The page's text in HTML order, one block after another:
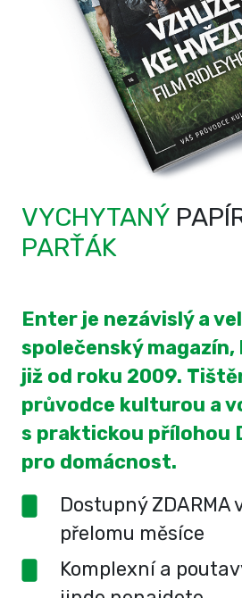
VYCHYTANÝ
PARŤÁK
Enter je nezávislý a
společenský
již od roku 2009.
průvodce kulturou a
s praktickou přílohou
pro domácnost.
Dostupný ZDARMA
přelomu měsíce
Komplexní a